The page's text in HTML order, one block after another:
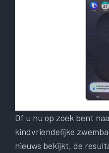
Of u nu op zoek bent
kindvriendelijke
nieuws bekijkt, de